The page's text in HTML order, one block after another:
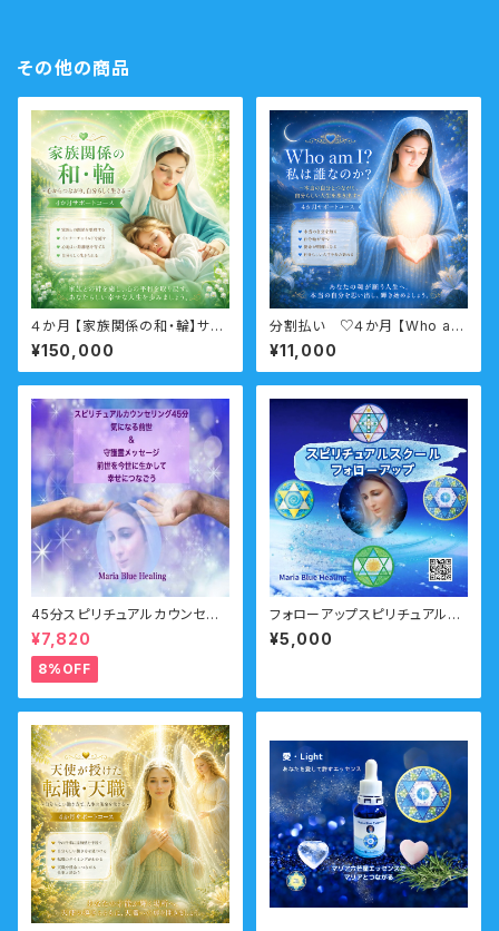
その他の商品
４か月 【家族関係の和・輪】サポ
ートコース （親子・夫婦・親族家
族問題・インナーチャイルド）
¥150,000
分割払い ♡４か月 【Who am
I? 私は誰なのか？】サポートコ
ース なんのために生まれてきた
のか？人生の目的・使命・生きが
魂の使命）
¥11,000
45分スピリチュアルカウンセリ
ング 前世・オーラ・ガイドメ
ッセージ
¥7,820
8%OFF
フォローアップスピリチュアルス
クール
¥5,000